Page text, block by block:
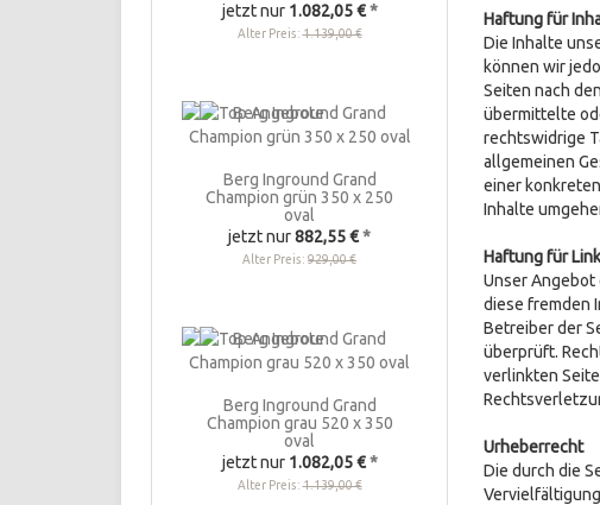
Haftung für
Die Inhalte
können wir
Seiten nach
übermittelte
rechtswidrige
allgemeinen
einer
Inhalte
Haftung für
Unser
diese fremden
Betreiber der
überprüft.
verlinkten
Urheberrecht
Die durch die
jetzt nur 1.082,05 € *
Alter Preis:1.139,00 €
Berg Inground Grand
Champion grün 350 x 250
oval
jetzt nur882,55 €*
Alter Preis: 929,00 €
Berg Inground Grand
Champion grau 520 x 350
oval
jetzt nur 1.082,05 € *
Alter Preis:1.139,00 €